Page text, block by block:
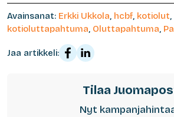
Avainsanat: Erkki Ukkola, hcbf, kotiolut,
kotioluttapahtuma, Oluttapahtuma,
Jaa artikkeli:
Tilaa
Nyt